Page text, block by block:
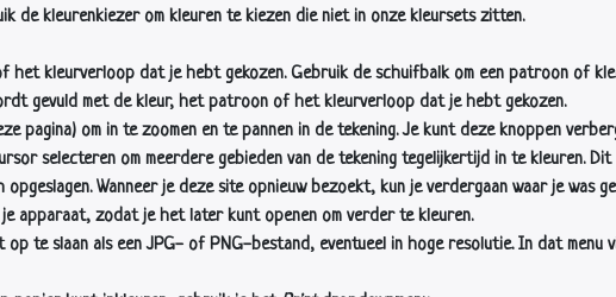
de kleurenkiezer om kleuren te kiezen die niet in onze kleursets zitten.
kleurverloop dat je hebt gekozen. Gebruik de schuifbalk om een patroon of
gevuld met de kleur, het patroon of het kleurverloop dat je hebt gekozen.
pagina) om in te zoomen en te pannen in de tekening. Je kunt deze knoppen
selecteren om meerdere gebieden van de tekening tegelijkertijd in te kleuren. Dit
Wanneer je deze site opnieuw bezoekt, kun je verdergaan waar je was
apparaat, zodat je het later kunt openen om verder te kleuren.
te slaan als een JPG- of PNG-bestand, eventueel in hoge resolutie. In dat